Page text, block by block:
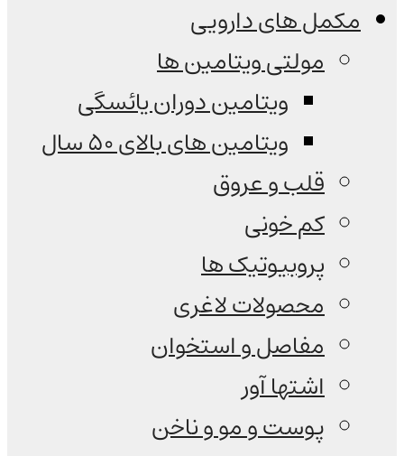
مکمل های دارویی
مولتی ویتامین ها
ویتامین دوران یائسگی
ویتامین های بالای 50 سال
قلب و عروق
کم خونی
پروبیوتیک ها
محصولات لاغری
مفاصل و استخوان
اشتها آور
پوست و مو و ناخن